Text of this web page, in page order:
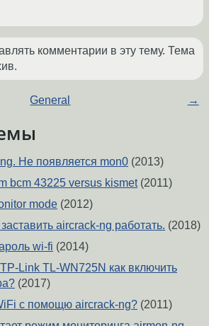
комментарии в эту тему. Тема
General →
Не появляется mon0 (2013)
bcm 43225 versus kismet(2011)
mode (2012)
aircrack-ng работать. (2018)
wi-fi (2014)
Link TL-WN725N как включить
(2017)
с помощю aircrack-ng? (2011)